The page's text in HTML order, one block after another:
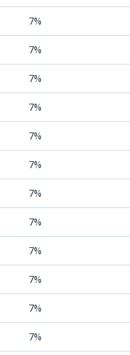
7%
7%
7%
7%
7%
7%
7%
7%
7%
7%
7%
7%